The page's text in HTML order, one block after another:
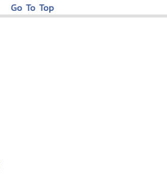
Go To Top